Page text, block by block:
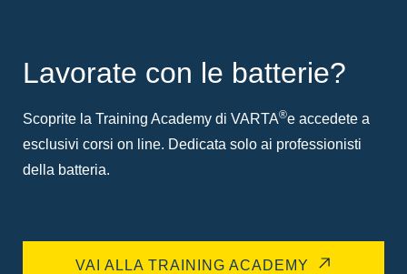
Lavorate con le batterie?
Scoprite la Training Academy di VARTA®e accedete a
esclusivi corsi on line. Dedicata solo ai professionisti
della batteria.
VAI ALLA TRAINING ACADEMY